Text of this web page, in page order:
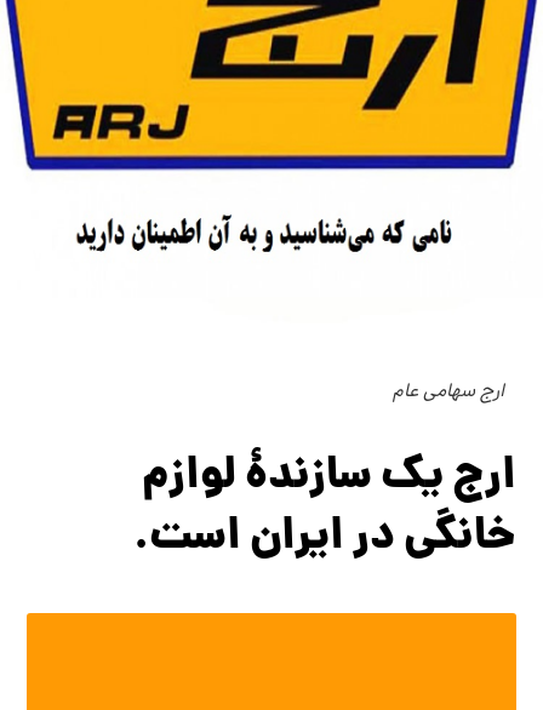
ارج سهامی عام
ارج یک سازندهٔ لوازم
خانگی در ایران است.